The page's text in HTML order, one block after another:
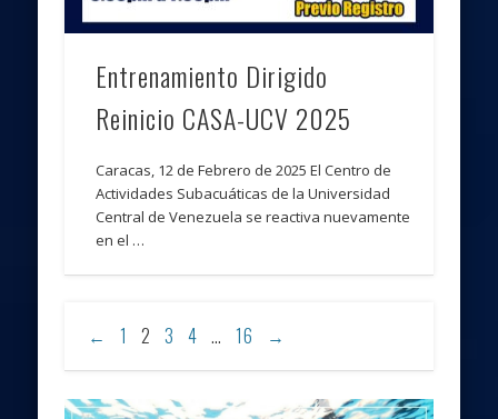
Entrenamiento Dirigido
Reinicio CASA-UCV 2025
Caracas, 12 de Febrero de 2025 El Centro de
Actividades Subacuáticas de la Universidad
Central de Venezuela se reactiva nuevamente
en el …
← 1 2 3 4 … 16 →